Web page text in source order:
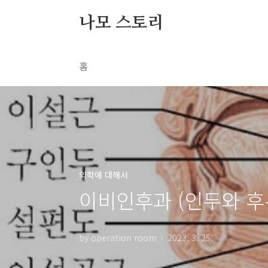
나모 스토리
홈
의학에 대해서
이비인후과 (인두와
by operation room 2023. 3. 25.